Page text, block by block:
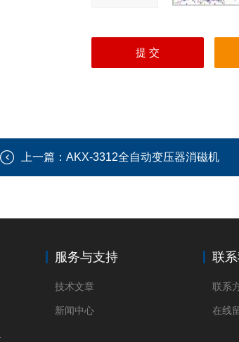
上一篇： AKX-3312全自动变压器消磁机
服务与支持
技术文章
新闻中心
联
联系
在线